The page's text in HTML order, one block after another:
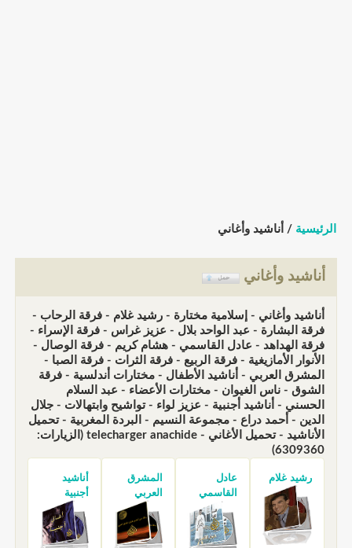
الرئيسية / أناشيد وأغاني
أناشيد وأغاني
أناشيد وأغاني - إسلامية مختارة - رشيد غلام - فرقة الرحاب -
فرقة البشارة - عبد الواحد بلال - عزيز غراس - فرقة الإسراء -
فرقة الهداهد - عادل القاسمي - هشام كريم - فرقة الوصال -
الأنوار الأمازيغية - فرقة الربيع - فرقة الثرات - فرقة الصبا -
المشرق العربي - أناشيد الأطفال - مختارات أندلسية - فرقة
الشوق - ناس الغيوان - مختارات الأعضاء - عبد السلام
الحسني - أناشيد أجنبية - عزيز لواء - تواشيح وابتهالات - جلال
الدين - أحمد دراع - مجموعة النسيم - البردة المغربية - تحميل
الأناشيد - تحميل الأغاني - telecharger anachide (الزيارات:
6309360)
رشيد غلام
عادل
القاسمي
المشرق
العربي
أناشيد
أجنبية